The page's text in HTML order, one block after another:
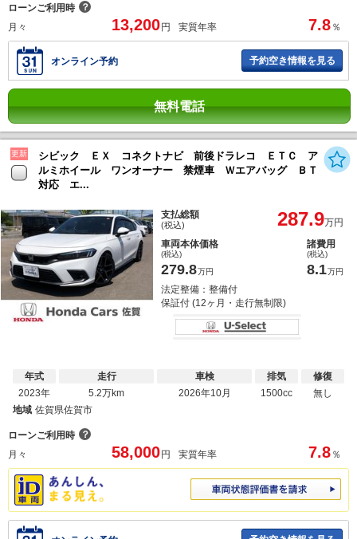
ローンご利用時 ？
月々
13,200円 実質年率 7.8 ％
オンライン予約 予約空き情報を見る
無料電話
更新
シビック ＥＸ コネクトナビ 前後ドラレコ ＥＴＣ ア
ルミホイール ワンオーナー 禁煙車 Ｗエアバッグ ＢＴ
対応 エ...
支払総額
(税込) 287.9万円
車両本体価格
(税込)
279.8万円
諸費用
(税込)
8.1万円
法定整備：整備付
保証付 (12ヶ月・走行無制限)
年式
2023年
走行
5.2万km
車検
2026年10月
排気
1500cc
修復
無し
地域 佐賀県佐賀市
ローンご利用時 ？
月々
58,000 円 実質年率 7.8 ％